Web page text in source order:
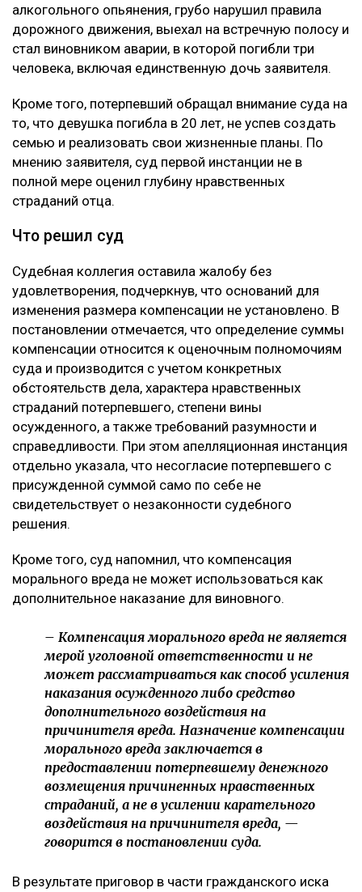
алкогольного опьянения, грубо нарушил правила
дорожного движения, выехал на встречную полосу и
стал виновником аварии, в которой погибли три
человека, включая единственную дочь заявителя.
Кроме того, потерпевший обращал внимание суда на
то, что девушка погибла в 20 лет, не успев создать
семью и реализовать свои жизненные планы. По
мнению заявителя, суд первой инстанции не в
полной мере оценил глубину нравственных
страданий отца.
Что решил суд
Судебная коллегия оставила жалобу без
удовлетворения, подчеркнув, что оснований для
изменения размера компенсации не установлено. В
постановлении отмечается, что определение суммы
компенсации относится к оценочным полномочиям
суда и производится с учетом конкретных
обстоятельств дела, характера нравственных
страданий потерпевшего, степени вины
осужденного, а также требований разумности и
справедливости. При этом апелляционная инстанция
отдельно указала, что несогласие потерпевшего с
присужденной суммой само по себе не
свидетельствует о незаконности судебного
решения.
Кроме того, суд напомнил, что компенсация
морального вреда не может использоваться как
дополнительное наказание для виновного.
– Компенсация морального вреда не является
мерой уголовной ответственности и не
может рассматриваться как способ усиления
наказания осужденного либо средство
дополнительного воздействия на
причинителя вреда. Назначение компенсации
морального вреда заключается в
предоставлении потерпевшему денежного
возмещения причиненных нравственных
страданий, а не в усилении карательного
воздействия на причинителя вреда, —
говорится в постановлении суда.
В результате приговор в части гражданского иска